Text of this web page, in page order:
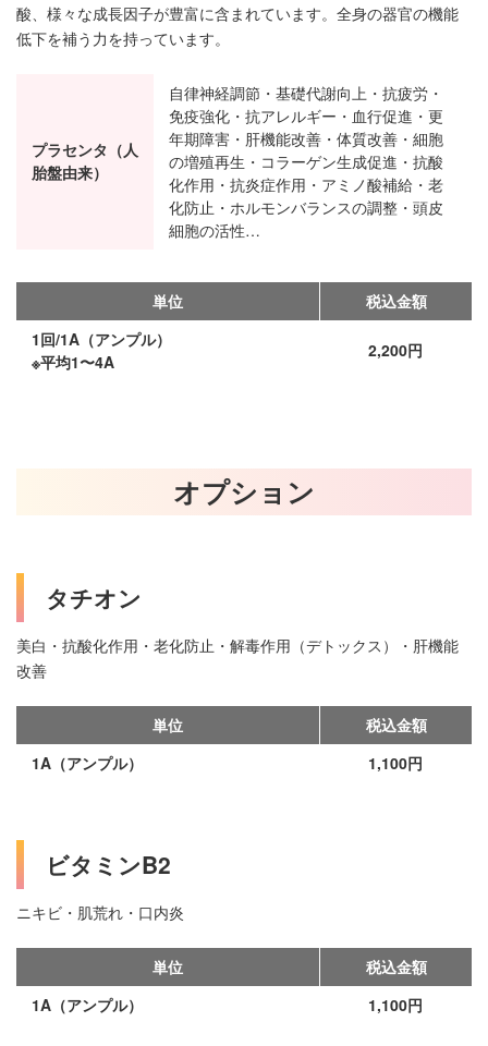
酸、様々な成長因子が豊富に含まれています。全身の器官の機能
低下を補う力を持っています。
プラセンタ（人
胎盤由来）
自律神経調節・基礎代謝向上・抗疲労・
免疫強化・抗アレルギー・血行促進・更
年期障害・肝機能改善・体質改善・細胞
の増殖再生・コラーゲン生成促進・抗酸
化作用・抗炎症作用・アミノ酸補給・老
化防止・ホルモンバランスの調整・頭皮
細胞の活性…
単位
税込金額
1回/1A（アンプル）
※平均1〜4A
2,200円
オプション
タチオン
美白・抗酸化作用・老化防止・解毒作用（デトックス）・肝機能
改善
単位
税込金額
1A（アンプル）
1,100円
ビタミンB2
ニキビ・肌荒れ・口内炎
単位
税込金額
1A（アンプル）
1,100円